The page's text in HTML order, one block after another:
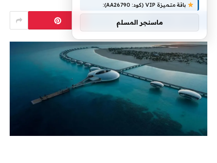
باقة متميزة VIP (كود: AA26790):
ماسنجر المسلم